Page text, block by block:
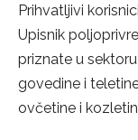
Prihvatljivi
Upisnik
priznate u
govedine i
ovčetine i